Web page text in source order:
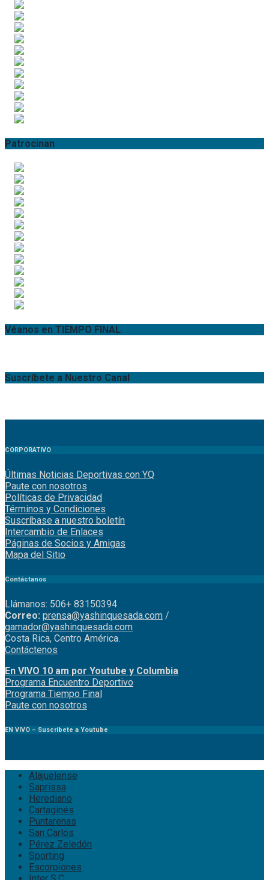
Patrocinan
Véanos en TIEMPO FINAL
Suscríbete a Nuestro Canal
CORPORATIVO
Últimas Noticias Deportivas con YQ
Paute con nosotros
Políticas de Privacidad
Términos y Condiciones
Suscríbase a nuestro boletín
Intercambio de Enlaces
Páginas de Socios y Amigas
Mapa del Sitio
Contáctanos
Llámanos: 506+ 83150394
Correo: prensa@yashinquesada.com /
gamador@yashinquesada.com
Costa Rica, Centro América.
Contáctenos
En VIVO 10 am por Youtube y Columbia
Programa Encuentro Deportivo
Programa Tiempo Final
Paute con nosotros
EN VIVO – Suscríbete a Youtube
Alajuelense
Saprissa
Herediano
Cartaginés
Puntarenas
San Carlos
Pérez Zeledón
Sporting
Escorpiones